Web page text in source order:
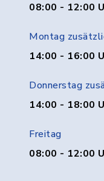
08:00 - 12:00
Montag
14:00 - 16:00
Donnerstag
14:00 - 18:00
Freitag
08:00 - 12:00